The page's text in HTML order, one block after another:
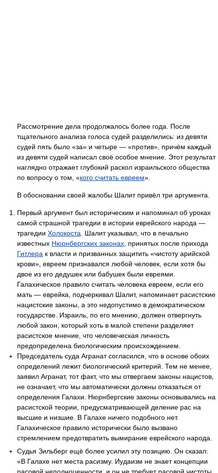
Рассмотрение дела продолжалось более года. После
тщательного анализа голоса судей разделились: из девяти
судей пять было «за» и четыре — «против», причём каждый
из девяти судей написал своё особое мнение. Этот результат
наглядно отражает глубокий раскол израильского общества
по вопросу о том, «кого считать евреем».
В обосновании своей жалобы Шалит привёл три аргумента.
Первый аргумент был историческим и напоминал об уроках
самой страшной трагедии в истории еврейского народа —
трагедии Холокоста . Шалит указывал, что в печально
известных Нюрнбергских законах , принятых после прихода
Гитлера к власти и призванных защитить «чистоту арийской
крови», евреем признавался любой человек, если хотя бы
двое из его дедушек или бабушек были евреями.
Галахическое правило считать человека евреем, если его
мать — еврейка, подчеркивал Шалит, напоминает расистские
нацистские законы, а это недопустимо в демократическом
государстве. Израиль, по его мнению, должен отвергнуть
любой закон, который хоть в малой степени разделяет
расистское мнение, что человеческая личность
предопределена биологическим происхождением.
Председатель суда Агранат согласился, что в основе обоих
определений лежит биологический критерий. Тем не менее,
заявил Агранат, тот факт, что мы отвергаем законы нацистов,
не означает, что мы автоматически должны отказаться от
определения Галахи. Нюрнбергские законы основывались на
расистской теории, предусматривающей деление рас на
высшие и низшие. В Галахе ничего подобного нет.
Галахическое правило исторически было вызвано
стремлением предотвратить вымирание еврейского народа.
Судья Зильберг ещё более усилил эту позицию. Он сказал:
«В Галахе нет места расизму. Иудаизм не знает концепции